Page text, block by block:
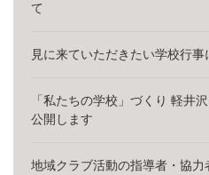
て
見に来ていただきたい学校行事
「私たちの学校」づくり 軽井
公開します
地域クラブ活動の指導者・協力